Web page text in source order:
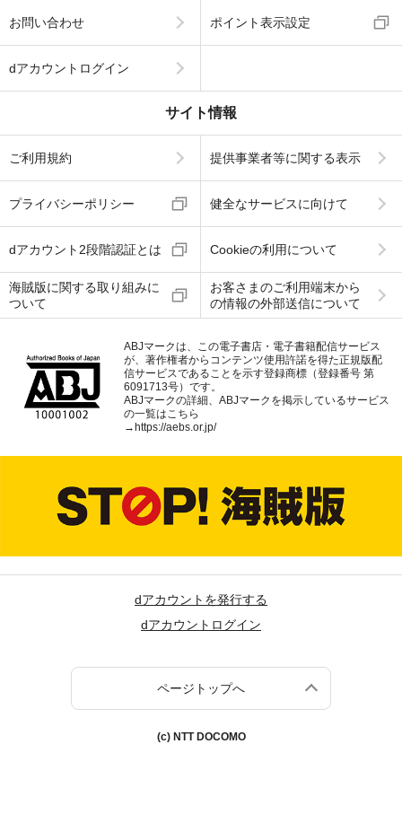
お問い合わせ ポイント表示設定
dアカウントログイン
サイト情報
ご利用規約 提供事業者等に関する表示
プライバシーポリシー 健全なサービスに向けて
dアカウント2段階認証とは Cookieの利用について
海賊版に関する取り組みに
ついて
お客さまのご利用端末から
の情報の外部送信について
ABJマークは、この電子書店・電子書籍配信サービス
が、著作権者からコンテンツ使用許諾を得た正規版配
信サービスであることを示す登録商標（登録番号 第
6091713号）です。
ABJマークの詳細、ABJマークを掲示しているサービス
の一覧はこちら
→https://aebs.or.jp/
dアカウントを発行する
dアカウントログイン
ページトップへ
(c) NTT DOCOMO